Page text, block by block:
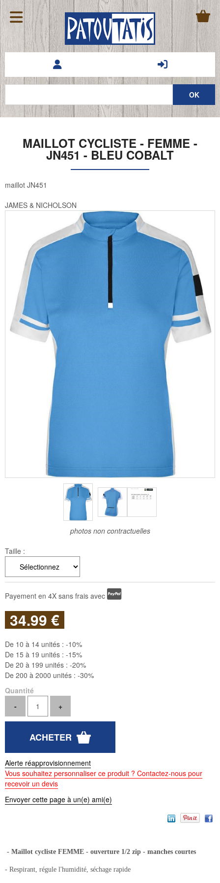
MAILLOT CYCLISTE - FEMME -
JN451 - BLEU COBALT
maillot JN451
JAMES & NICHOLSON
photos non contractuelles
Taille :
Payement en 4X sans frais avec
34.99 €
De 10 à 14 unités : -10%
De 15 à 19 unités : -15%
De 20 à 199 unités : -20%
De 200 à 2000 unités : -30%
Quantité
Alerte réapprovisionnement
Vous souhaitez personnaliser ce produit ? Contactez-nous pour
recevoir un devis
Envoyer cette page à un(e) ami(e)
- Maillot cycliste FEMME - ouverture 1/2 zip - manches courtes
- Respirant, régule l'humidité, séchage rapide